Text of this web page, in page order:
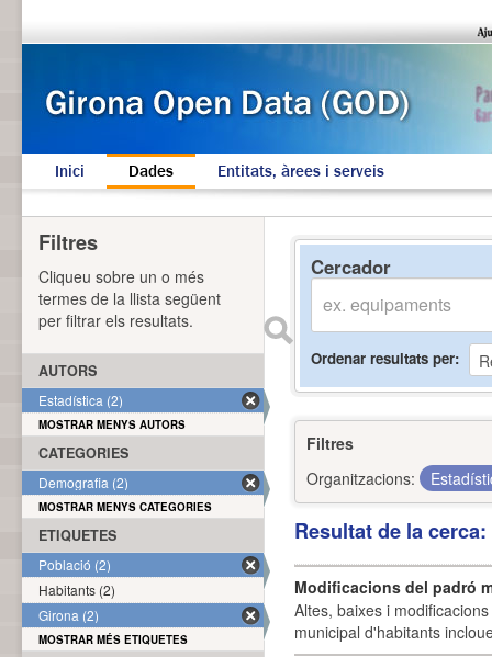
Inici Dades Entitats, àrees i serveis
Cercador
Ordenar resultats per
Filtres
Organitzacions:
Resultat de la
Modificacions del padró
Altes, baixes i
municipal d'habitants
Filtres
Cliqueu sobre un o més
termes de la llista següent
per filtrar els resultats.
AUTORS
Estadística (2)
MOSTRAR MENYS AUTORS
CATEGORIES
Demografia (2)
MOSTRAR MENYS CATEGORIES
ETIQUETES
Població (2)
Habitants (2)
Girona (2)
MOSTRAR MÉS ETIQUETES